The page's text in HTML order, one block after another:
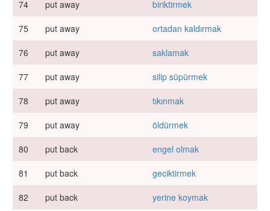
74
put away
biriktirmek
75
put away
ortadan kaldırmak
76
put away
saklamak
77
put away
silip süpürmek
78
put away
tıkınmak
79
put away
öldürmek
80
put back
engel olmak
81
put back
geciktirmek
82
put back
yerine koymak